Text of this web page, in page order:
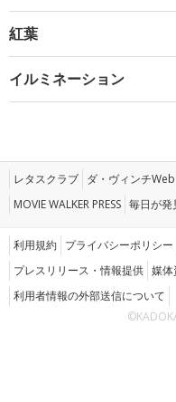
紅葉
イルミネーション
レタスクラブ ダ・ヴィンチWeb
MOVIE WALKER PRESS 毎日が発
利用規約 プライバシーポリシー
プレスリリース・情報提供 媒体
利用者情報の外部送信について